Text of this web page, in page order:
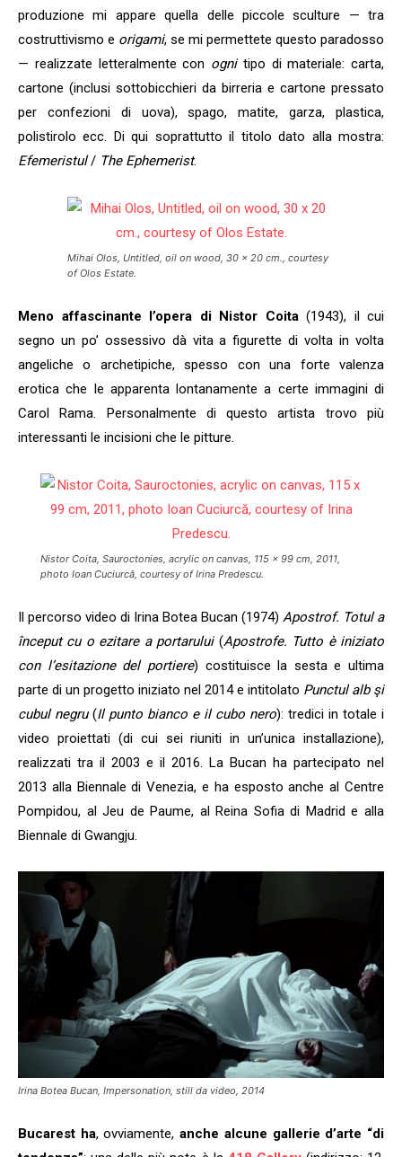
produzione mi appare quella delle piccole sculture — tra
costruttivismo e origami, se mi permettete questo paradosso
— realizzate letteralmente con ognitipo di materiale: carta,
cartone (inclusi sottobicchieri da birreria e cartone pressato
per confezioni di uova), spago, matite, garza, plastica,
polistirolo ecc. Di qui soprattutto il titolo dato alla mostra:
Efemeristul/ The Ephemerist.
Mihai Olos, Untitled, oil on wood, 30 x 20 cm., courtesy
of Olos Estate.
Meno affascinante l’opera di Nistor Coita(1943), il cui
segno un po’ ossessivo dà vita a figurette di volta in volta
angeliche o archetipiche, spesso con una forte valenza
erotica che le apparenta lontanamente a certe immagini di
Carol Rama. Personalmente di questo artista trovo più
interessanti le incisioni che le pitture.
Nistor Coita, Sauroctonies, acrylic on canvas, 115 x 99 cm, 2011,
photo Ioan Cuciurcă, courtesy of Irina Predescu.
Il percorso video di Irina Botea Bucan (1974) Apostrof. Totul a
început cu o ezitare a portarului(Apostrofe. Tutto è iniziato
con l’esitazione del portiere) costituisce la sesta e ultima
parte di un progetto iniziato nel 2014 e intitolato Punctul alb şi
cubul negru(Il punto bianco e il cubo nero): tredici in totale i
video proiettati (di cui sei riuniti in un’unica installazione),
realizzati tra il 2003 e il 2016. La Bucan ha partecipato nel
2013 alla Biennale di Venezia, e ha esposto anche al Centre
Pompidou, al Jeu de Paume, al Reina Sofia di Madrid e alla
Biennale di Gwangju.
Irina Botea Bucan, Impersonation, still da video, 2014
Bucarest ha, ovviamente,anche alcune gallerie d’arte “di